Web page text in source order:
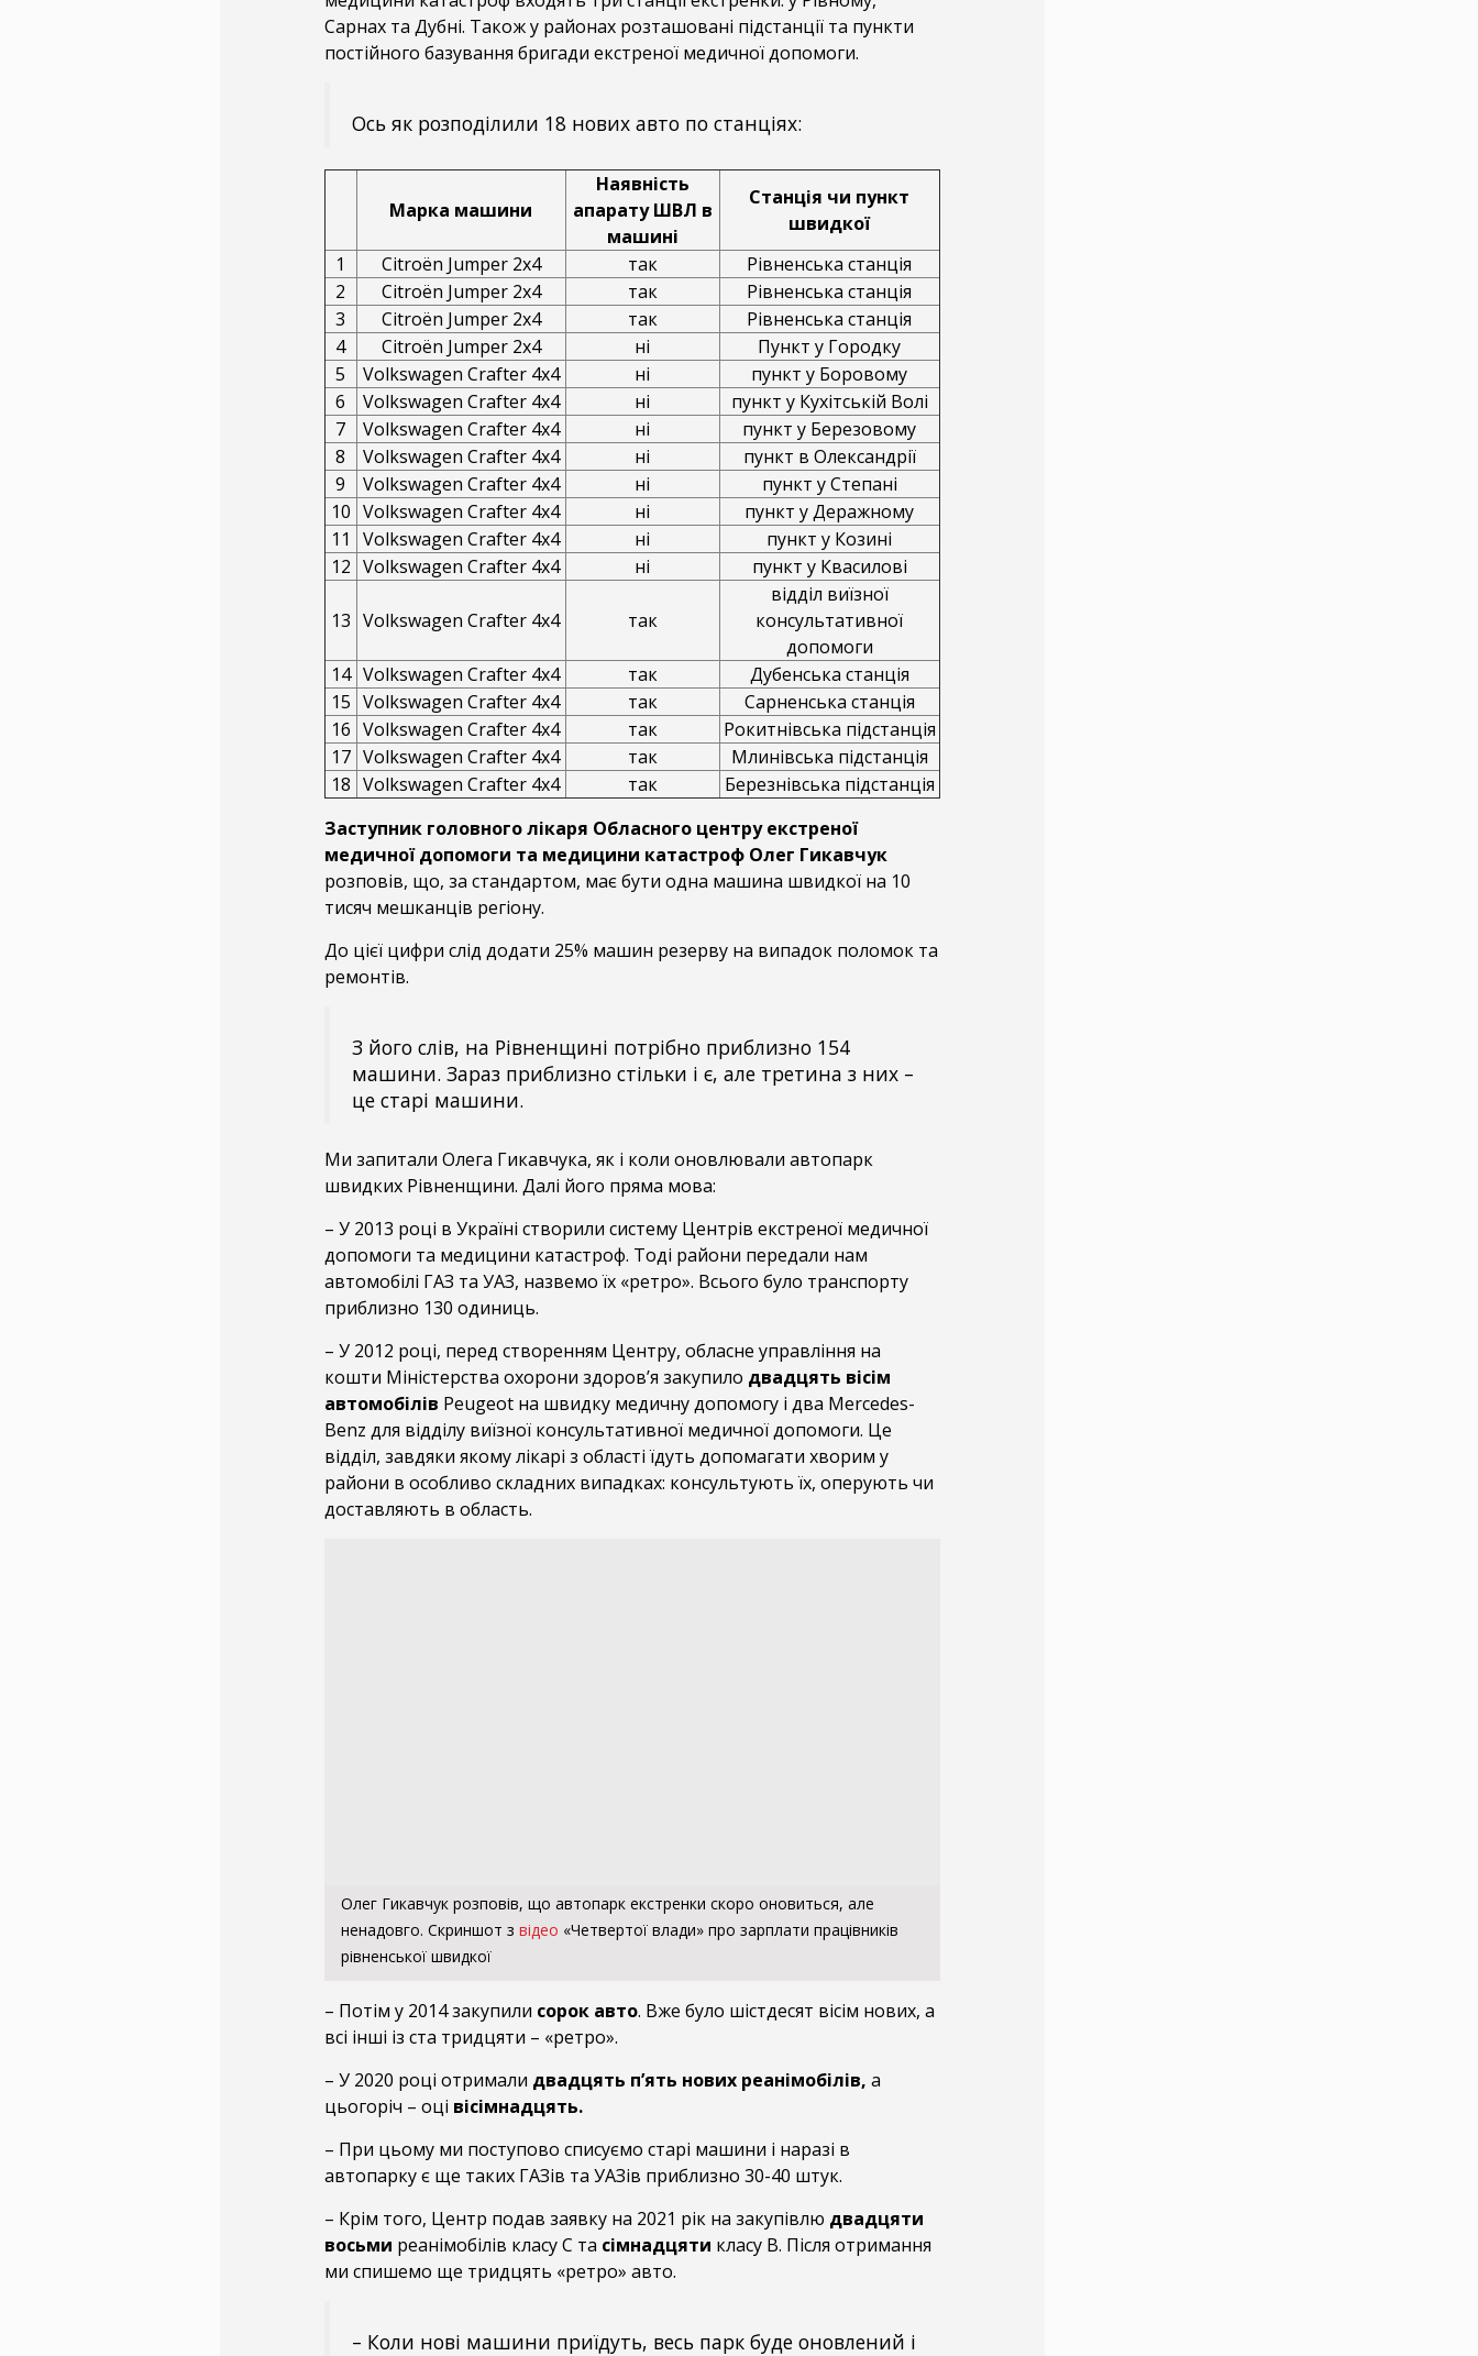
Сарнах та Дубні. Також у районах розташовані підстанції та пункти
постійного базування бригади екстреної медичної допомоги.
Ось як розподілили 18 нових авто по станціях:
Марка машини
Наявність
апарату ШВЛ в
машині
Станція чи пункт
швидкої
1
Citroën Jumper 2х4 так
Рівненська станція
2
Citroën Jumper 2х4 так
Рівненська станція
3
Citroën Jumper 2х4 так
Рівненська станція
4
Citroën Jumper 2х4 ні
Пункт у Городку
5
Volkswagen Crafter 4х4 ні
пункт у Боровому
6
Volkswagen Crafter 4х4 ні
пункт у Кухітській Волі
7
Volkswagen Crafter 4х4 ні
пункт у Березовому
8
Volkswagen Crafter 4х4 ні
пункт в Олександрії
9
Volkswagen Crafter 4х4 ні
пункт у Степані
10 Volkswagen Crafter 4х4 ні
пункт у Деражному
11
Volkswagen Crafter 4х4 ні
пункт у Козині
12 Volkswagen Crafter 4х4 ні пункт у Квасилові
13 Volkswagen Crafter 4х4 так
відділ виїзної
консультативної
допомоги
14 Volkswagen Crafter 4х4 так
Дубенська станція
15 Volkswagen Crafter 4х4 так
Сарненська станція
16 Volkswagen Crafter 4х4 так
Рокитнівська підстанція
17 Volkswagen Crafter 4х4 так
Млинівська підстанція
18 Volkswagen Crafter 4х4 так
Березнівська підстанція
Заступник головного лікаря Обласного центру екстреної
медичної допомоги та медицини катастроф Олег Гикавчук
розповів, що, за стандартом, має бути одна машина швидкої на 10
тисяч мешканців регіону.
До цієї цифри слід додати 25% машин резерву на випадок поломок та
ремонтів.
З його слів, на Рівненщині потрібно приблизно 154
машини. Зараз приблизно стільки і є, але третина з них –
це старі машини.
Ми запитали Олега Гикавчука, як і коли оновлювали автопарк
швидких Рівненщини. Далі його пряма мова:
– У 2013 році в Україні створили систему Центрів екстреної медичної
допомоги та медицини катастроф. Тоді райони передали нам
автомобілі ГАЗ та УАЗ, назвемо їх «ретро». Всього було транспорту
приблизно 130 одиниць.
– У 2012 році, перед створенням Центру, обласне управління на
кошти Міністерства охорони здоров’я закупило двадцять вісім
автомобілів Peugeot на швидку медичну допомогу і два Mercedes-
Benz для відділу виїзної консультативної медичної допомоги. Це
відділ, завдяки якому лікарі з області їдуть допомагати хворим у
райони в особливо складних випадках: консультують їх, оперують чи
доставляють в область.
Олег Гикавчук розповів, що автопарк екстренки скоро оновиться, але
ненадовго. Скриншот з відео «Четвертої влади» про зарплати працівників
рівненської швидкої
– Потім у 2014 закупили сорок авто. Вже було шістдесят вісім нових, а
всі інші із ста тридцяти – «ретро».
– У 2020 році отримали двадцять п’ять нових реанімобілів, а
цьогоріч – оці вісімнадцять.
– При цьому ми поступово списуємо старі машини і наразі в
автопарку є ще таких ГАЗів та УАЗів приблизно 30-40 штук.
– Крім того, Центр подав заявку на 2021 рік на закупівлю двадцяти
восьми реанімобілів класу С та сімнадцяти класу В. Після отримання
ми спишемо ще тридцять «ретро» авто.
– Коли нові машини приїдуть, весь парк буде оновлений і